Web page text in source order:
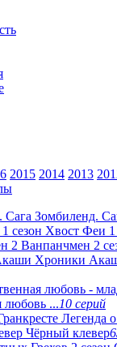
2015 2014 2013
Зомбиленд.
Хвост Феи 1
Ванпанчмен 2
Хроники
любовь ...10 серий
Легенда
Чёрный клевер